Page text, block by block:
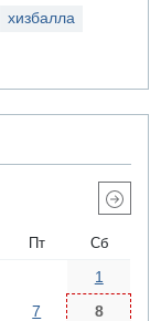
хизбалла
Пт Сб
1
7
8